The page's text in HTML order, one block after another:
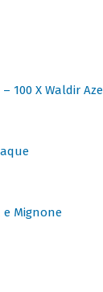
– 100 X Waldir
e Mignone